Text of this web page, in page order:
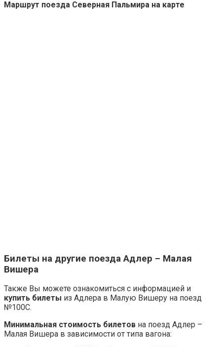
Маршрут поезда Северная Пальмира на карте
Билеты на другие поезда Адлер – Малая
Вишера
Также Вы можете ознакомиться с информацией и
купить билеты из Адлера в Малую Вишеру на поезд
№100С.
Минимальная стоимость билетов на поезд Адлер –
Малая Вишера в зависимости от типа вагона: